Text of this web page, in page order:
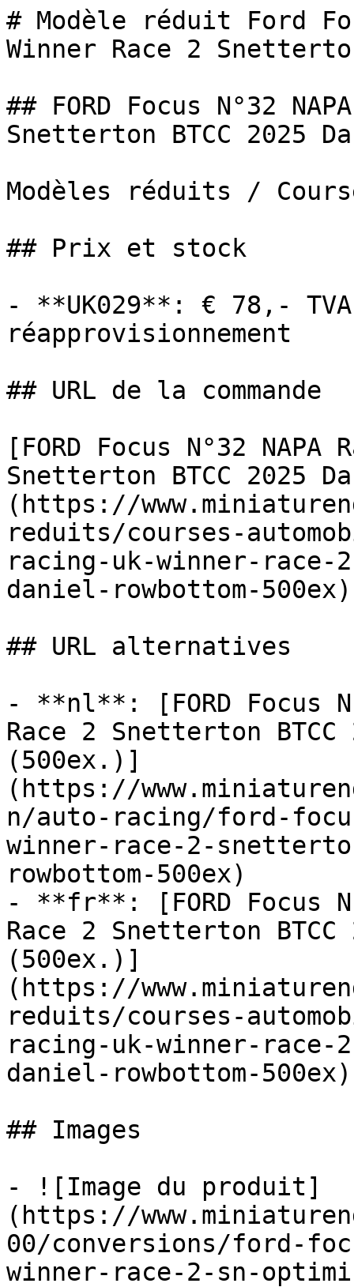
# Modèle réduit Ford
Winner Race 2
## FORD Focus N°32
Snetterton BTCC 2025
Modèles réduits /
## Prix et stock
- **UK029**: € 78,-
réapprovisionnement
## URL de la commande
[FORD Focus N°32 NAPA
Snetterton BTCC 2025
(https://
reduits/courses-
racing-uk-winner-race-
daniel-rowbottom-500ex)
## URL alternatives
- **nl**: [FORD Focus
Race 2 Snetterton BTCC
(500ex.)]
(https://
n/auto-racing/ford-
winner-race-2-
rowbottom-500ex)
- **fr**: [FORD Focus
Race 2 Snetterton BTCC
(500ex.)]
(https://
reduits/courses-
racing-uk-winner-race-
daniel-rowbottom-500ex)
## Images
- ![Image du produit]
(https://
00/conversions/ford-
winner-race-2-sn-